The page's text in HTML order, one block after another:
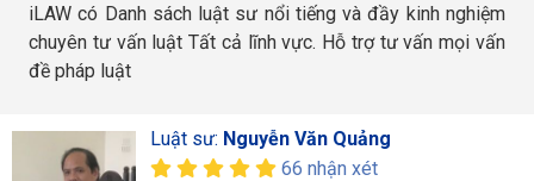
iLAW có Danh sách luật sư nổi tiếng và đầy kinh nghiệm
chuyên tư vấn luật Tất cả lĩnh vực. Hỗ trợ tư vấn mọi vấn
đề pháp luật
Luật sư: Nguyễn Văn Quảng
66 nhận xét